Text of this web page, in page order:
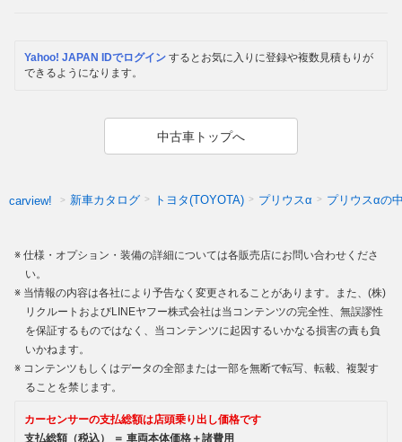
Yahoo! JAPAN IDでログイン するとお気に入りに登録や複数見積もりが
できるようになります。
中古車トップへ
carview! 新車カタログ トヨタ(TOYOTA) プリウスα プリウスαの
仕様・オプション・装備の詳細については各販売店にお問い合わせくださ
い。
当情報の内容は各社により予告なく変更されることがあります。また、(株)
リクルートおよびLINEヤフー株式会社は当コンテンツの完全性、無誤謬性
を保証するものではなく、当コンテンツに起因するいかなる損害の責も負
いかねます。
コンテンツもしくはデータの全部または一部を無断で転写、転載、複製す
ることを禁じます。
カーセンサーの支払総額は店頭乗り出し価格です
支払総額（税込） ＝ 車両本体価格＋諸費用